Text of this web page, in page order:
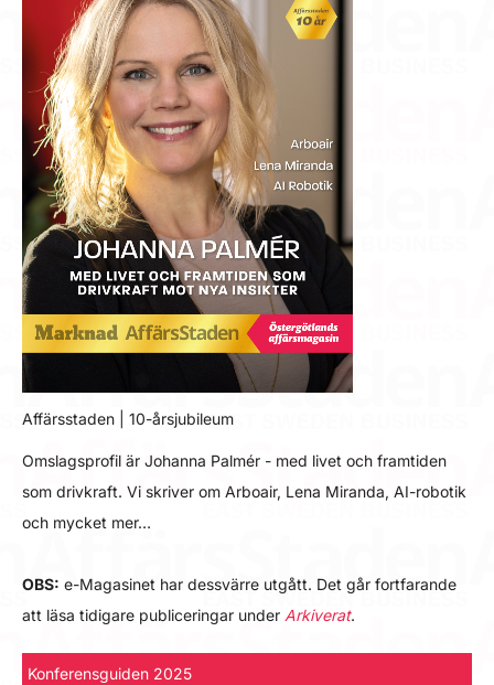
Affärsstaden | 10-årsjubileum
Omslagsprofil är Johanna Palmér - med livet och framtiden
som drivkraft. Vi skriver om Arboair, Lena Miranda, AI-robotik
och mycket mer…
OBS: e-Magasinet har dessvärre utgått. Det går fortfarande
att läsa tidigare publiceringar under Arkiverat.
Konferensguiden 2025